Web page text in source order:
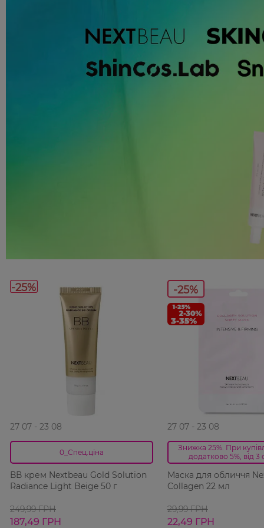
-25%
27 07 - 23 08
0_Спец.ціна
ВВ крем Nextbeau Gold Solution
Radiance Light Beige 50 г
249,99 ГРН
187,49 ГРН
-25%
27 07 - 23 08
Знижка 25%. При
додатково 5%, від 3
Маска для обличчя
Collagen 22 мл
29,99 ГРН
22,49 ГРН